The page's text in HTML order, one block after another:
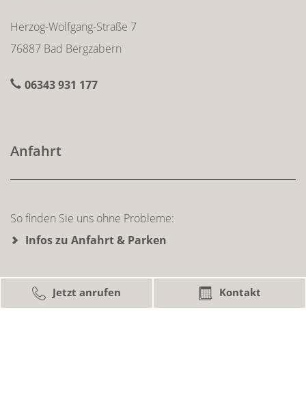
Jetzt anrufen Kontakt
Herzog-Wolfgang-Straße 7
76887 Bad Bergzabern
06343 931 177
Anfahrt
So finden Sie uns ohne Probleme:
Infos zu Anfahrt & Parken
Sprechzeiten